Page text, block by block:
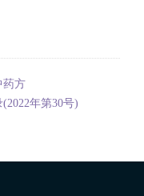
药方
年第30号)